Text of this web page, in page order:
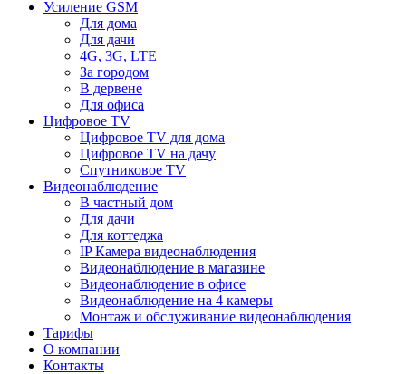
Усиление GSM
Для дома
Для дачи
4G, 3G, LTE
За городом
В дервене
Для офиса
Цифровое TV
Цифровое TV для дома
Цифровое TV на дачу
Спутниковое TV
Видеонаблюдение
В частный дом
Для дачи
Для коттеджа
IP Камера видеонаблюдения
Видеонаблюдение в магазине
Видеонаблюдение в офисе
Видеонаблюдение на 4 камеры
Монтаж и обслуживание видеонаблюдения
Тарифы
О компании
Контакты